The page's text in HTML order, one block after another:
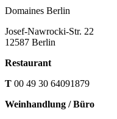
Domaines Berlin
Josef-Nawrocki-Str. 22
12587 Berlin
Restaurant
T 00 49 30 64091879
Weinhandlung / Büro